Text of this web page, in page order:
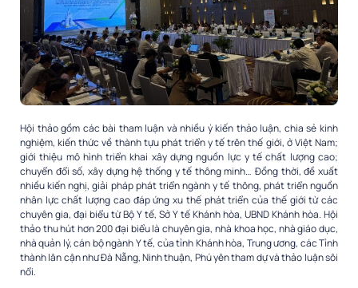
Hội thảo gồm các bài tham luận và nhiều ý kiến thảo luận, chia sẻ kinh
nghiệm, kiến thức về thành tựu phát triển y tế trên thế giới, ở Việt Nam;
giới thiệu mô hình triển khai xây dựng nguồn lực y tế chất lượng cao;
chuyển đổi số, xây dựng hệ thống y tế thông minh… Đồng thời, đề xuất
nhiều kiến nghị, giải pháp phát triển ngành y tế thông, phát triển nguồn
nhân lực chất lượng cao đáp ứng xu thế phát triển của thế giới từ các
chuyên gia, đại biểu từ Bộ Y tế, Sở Y tế Khánh hòa, UBND Khánh hòa. Hội
thảo thu hút hơn 200 đại biểu là chuyên gia, nhà khoa học, nhà giáo dục,
nhà quản lý, cán bộ ngành Y tế, của tỉnh Khánh hòa, Trung ương, các Tỉnh
thành lân cận như Đà Nẵng, Ninh thuận, Phú yên tham dự và thảo luận sôi
nổi.